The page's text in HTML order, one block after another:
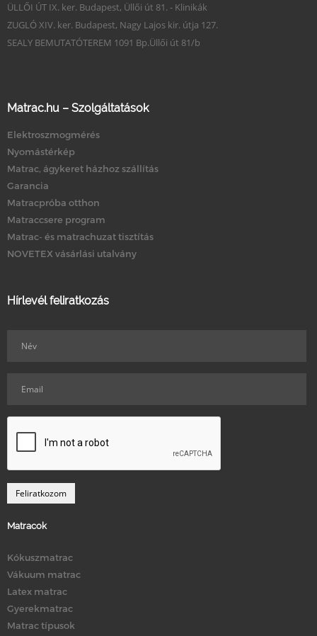
ÜLLŐI ÚT IX. ker. Budapest, Üllői út 81. - Klinikák
ZUGLÓ XIV. ker. Budapest, Nagy Lajos kir. útja 127.
SEALY BEMUTATÓTEREM 1091 Bp.Üllői út 81/b
Matrac.hu – Szolgáltatások
Elektroszmogmérés
Nyomástérkép
Matrac, ágykeret házhoz szállítás
Garancia
Matracpróba otthon
Matraccsere program
Matrac- és matrachuzat tisztítás
NOVETEX vásárlási utalvány
Hírlevél feliratkozás
Matracok
Kókuszmatrac
Vákuum matrac
Latex matrac
Gyerekmatrac
Matrac típusok